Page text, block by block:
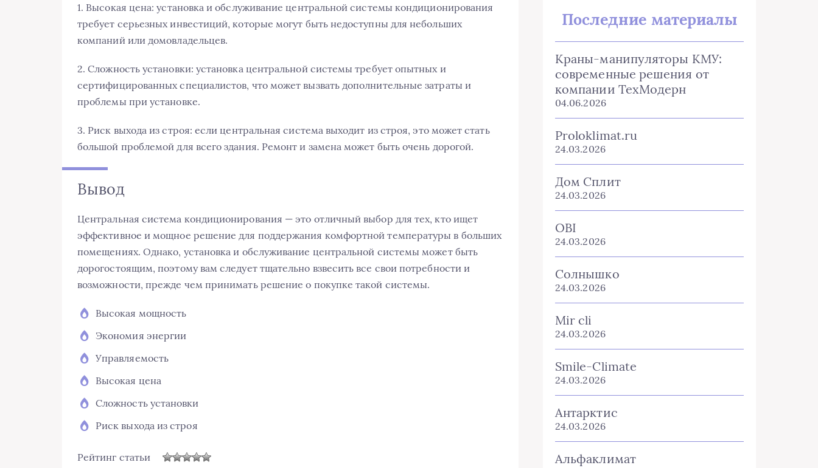
1. Высокая цена: установка и обслуживание центральной системы кондиционирования
требует серьезных инвестиций, которые могут быть недоступны для небольших
компаний или домовладельцев.
2. Сложность установки: установка центральной системы требует опытных и
сертифицированных специалистов, что может вызвать дополнительные затраты и
проблемы при установке.
3. Риск выхода из строя: если центральная система выходит из строя, это может стать
большой проблемой для всего здания. Ремонт и замена может быть очень дорогой.
Вывод
Центральная система кондиционирования — это отличный выбор для тех, кто ищет
эффективное и мощное решение для поддержания комфортной температуры в больших
помещениях. Однако, установка и обслуживание центральной системы может быть
дорогостоящим, поэтому вам следует тщательно взвесить все свои потребности и
возможности, прежде чем принимать решение о покупке такой системы.
Высокая мощность
Экономия энергии
Управляемость
Высокая цена
Сложность установки
Риск выхода из строя
Рейтинг статьи
Последние материалы
Краны-манипуляторы КМУ:
современные решения от
компании ТехМодерн
04.06.2026
Proloklimat.ru
24.03.2026
Дом Сплит
24.03.2026
OBI
24.03.2026
Солнышко
24.03.2026
Mir cli
24.03.2026
Smile-Climate
24.03.2026
Антарктис
24.03.2026
Альфаклимат